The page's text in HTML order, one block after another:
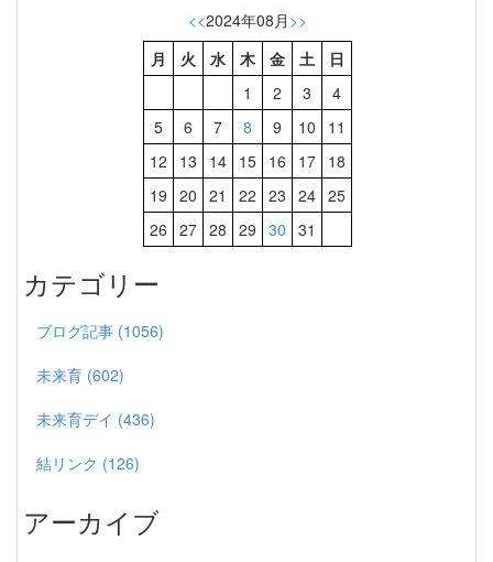
<<2024年08月 >>
月
火 水 木 金 土
日
1
2 3
4
5
6 7 8 9 10
11
12
13 14 15 16 17
18
19 20 21 22 23 24 25
26 27 28 29 30 31
カテゴリー
ブログ記事 (1056)
未来育 (602)
未来育デイ (436)
結リンク (126)
アーカイブ